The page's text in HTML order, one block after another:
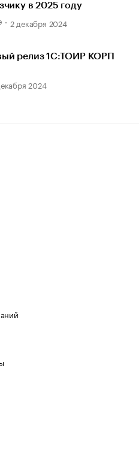
в 2025 году
2 декабря 2024
релиз 1С:ТОИР КОРП
2024